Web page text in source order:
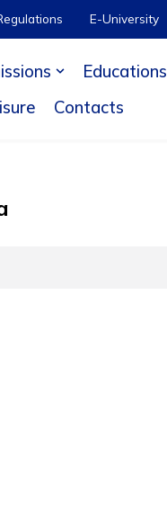
E-University
Educations
Contacts